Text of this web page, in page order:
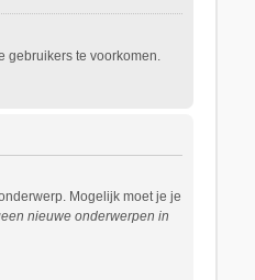
gebruikers te voorkomen.
Mogelijk moet je je
nieuwe onderwerpen in